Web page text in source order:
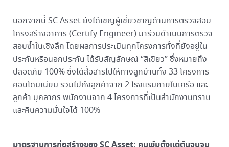
นอกจากนี้ SC Asset ยังได้เชิญผู้เชี่ยวชาญด้านการตรวจสอบ
โครงสร้างอาคาร (Certify Engineer) มาร่วมดำเนินการตรวจ
สอบซ้ำในเชิงลึก โดยผลการประเมินทุกโครงการทั้งที่ยังอยู่ใน
ประกันหรือนอกประกัน ได้รับสัญลักษณ์ “สีเขียว” ซึ่งหมายถึง
ปลอดภัย 100% ซึ่งได้สื่อสารไปให้ทางลูกบ้านทั้ง 33 โครงการ
คอนโดมิเนียม รวมไปถึงลูกค้าจาก 2 โรงแรมภายในเครือ และ
ลูกค้า บุคลากร พนักงานจาก 4 โครงการที่เป็นสำนักงานทราบ
และคืนความมั่นใจได้ 100%